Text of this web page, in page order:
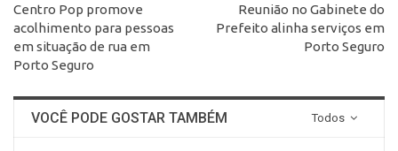
Centro Pop promove
acolhimento para pessoas
em situação de rua em
Porto Seguro
Reunião no Gabinete do
Prefeito alinha serviços em
Porto Seguro
Todos
VOCÊ PODE GOSTAR TAMBÉM